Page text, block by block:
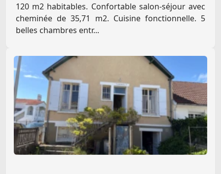
120 m2 habitables. Confortable salon-séjour avec
cheminée de 35,71 m2. Cuisine fonctionnelle. 5
belles chambres entr...